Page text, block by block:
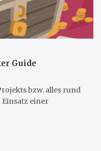
Guide
bzw. alles rund
einer